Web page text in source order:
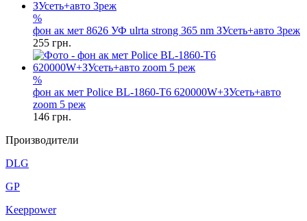
%
фон ак мет 8626 УФ ulrta strong 365 nm ЗУсеть+авто 3реж
255 грн.
%
фон ак мет Police BL-1860-T6 620000W+ЗУсеть+авто
zoom 5 реж
146 грн.
Производители
DLG
GP
Keeppower